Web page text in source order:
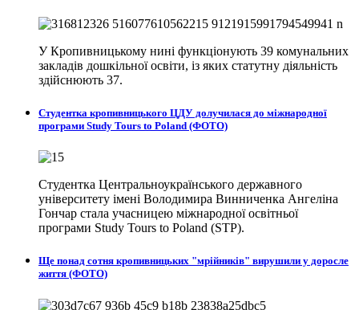
У Кропивницькому нині функціонують 39 комунальних
закладів дошкільної освіти, із яких статутну діяльність
здійснюють 37.
Студентка кропивницького ЦДУ долучилася до міжнародної
програми Study Tours to Poland (ФОТО)
Студентка Центральноукраїнського державного
університету імені Володимира Винниченка Ангеліна
Гончар стала учасницею міжнародної освітньої
програми Study Tours to Poland (STP).
Ще понад сотня кропивницьких "мрійників" вирушили у доросле
життя (ФОТО)